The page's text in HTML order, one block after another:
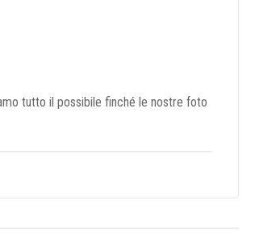
tutto il possibile finché le nostre foto